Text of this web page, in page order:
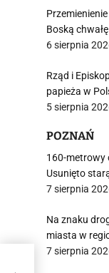
Boską chwałę
6 sierpnia
Rząd i
papieża w
5 sierpnia
POZNAŃ
160-metrowy
Usunięto
7 sierpnia
Na znaku
miasta w
7 sierpnia